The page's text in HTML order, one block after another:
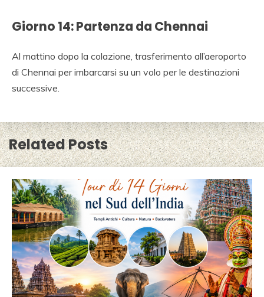
Giorno 14: Partenza da Chennai
Al mattino dopo la colazione, trasferimento all’aeroporto
di Chennai per imbarcarsi su un volo per le destinazioni
successive.
Related Posts